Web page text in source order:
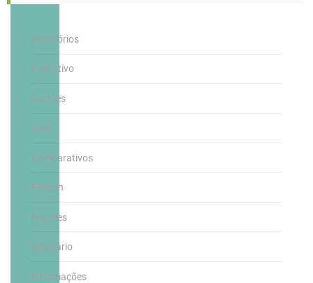
Acessórios
Aplicativo
Cartões
Cielo
Comparativos
Fintech
Fraudes
Glossário
Informações